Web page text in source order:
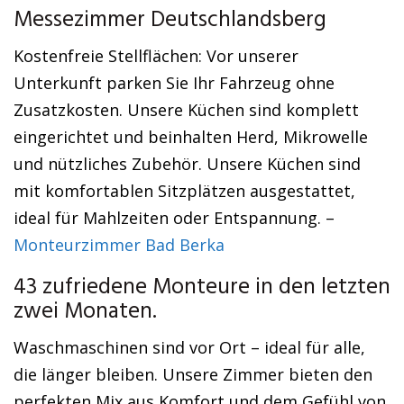
Messezimmer Deutschlandsberg
Kostenfreie Stellflächen: Vor unserer
Unterkunft parken Sie Ihr Fahrzeug ohne
Zusatzkosten. Unsere Küchen sind komplett
eingerichtet und beinhalten Herd, Mikrowelle
und nützliches Zubehör. Unsere Küchen sind
mit komfortablen Sitzplätzen ausgestattet,
ideal für Mahlzeiten oder Entspannung. –
Monteurzimmer Bad Berka
43 zufriedene Monteure in den letzten
zwei Monaten.
Waschmaschinen sind vor Ort – ideal für alle,
die länger bleiben. Unsere Zimmer bieten den